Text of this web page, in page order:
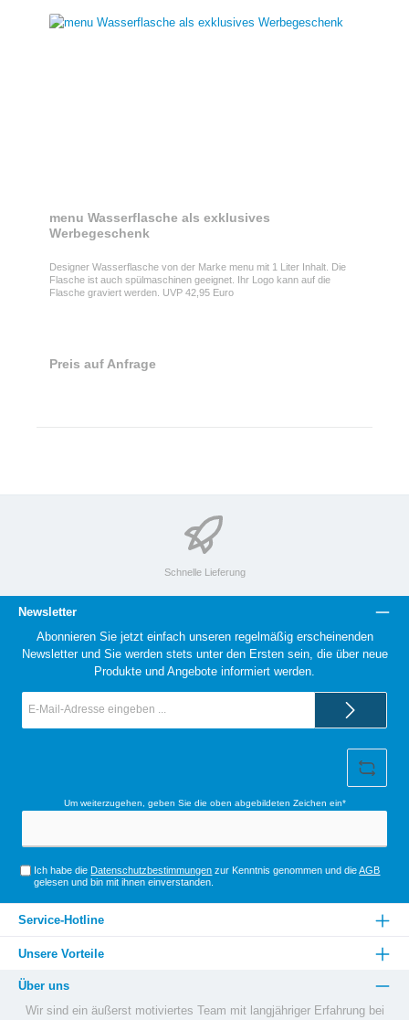
menu Wasserflasche als exklusives
Werbegeschenk
Designer Wasserflasche von der Marke menu mit 1 Liter Inhalt. Die
Flasche ist auch spülmaschinen geeignet. Ihr Logo kann auf die
Flasche graviert werden. UVP 42,95 Euro
Preis auf Anfrage
Schnelle Lieferung
Newsletter
Abonnieren Sie jetzt einfach unseren regelmäßig erscheinenden
Newsletter und Sie werden stets unter den Ersten sein, die über neue
Produkte und Angebote informiert werden.
Um weiterzugehen, geben Sie die oben abgebildeten Zeichen ein*
Ich habe dieDatenschutzbestimmungen zur Kenntnis genommen und dieAGB
gelesen und bin mit ihnen einverstanden.
Service-Hotline
Unsere Vorteile
Über uns
Wir sind ein äußerst motiviertes Team mit langjähriger Erfahrung bei